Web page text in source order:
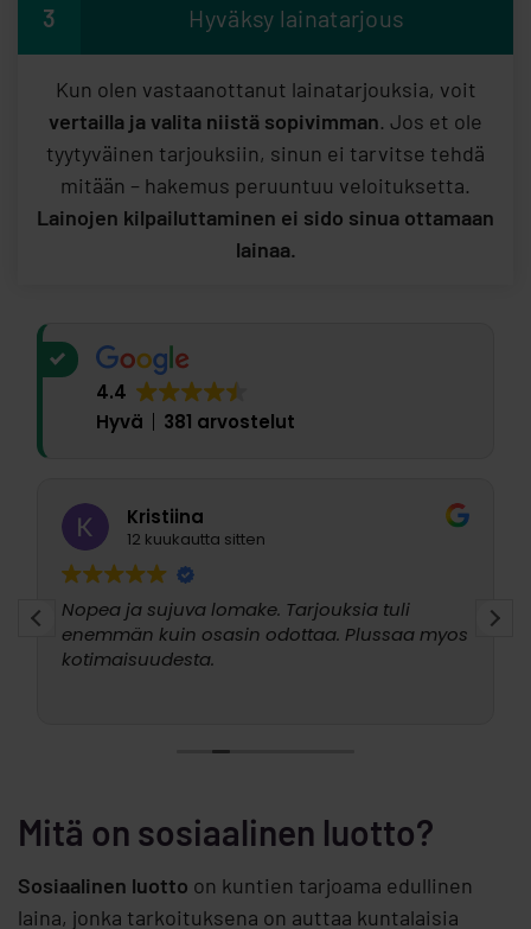
3 Hyväksy lainatarjous
Kun olen vastaanottanut lainatarjouksia, voit
vertailla ja valita niistä sopivimman. Jos et ole
tyytyväinen tarjouksiin, sinun ei tarvitse tehdä
mitään – hakemus peruuntuu veloituksetta.
Lainojen kilpailuttaminen ei sido sinua ottamaan
lainaa.
4.4
Hyvä
381 arvostelut
Kristiina
12 kuukautta sitten
Nopea ja sujuva lomake. Tarjouksia tuli
enemmän kuin osasin odottaa. Plussaa myos
kotimaisuudesta.
Mitä on sosiaalinen luotto?
Sosiaalinen luotto on kuntien tarjoama edullinen
laina, jonka tarkoituksena on auttaa kuntalaisia